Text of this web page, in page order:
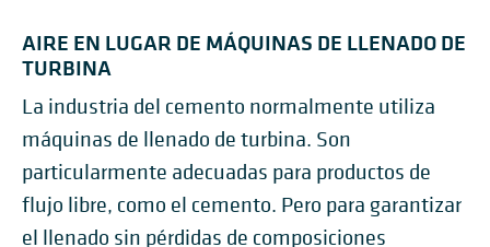
AIRE EN LUGAR DE MÁQUINAS DE LLENADO DE
TURBINA
La industria del cemento normalmente utiliza
máquinas de llenado de turbina. Son
particularmente adecuadas para productos de
flujo libre, como el cemento. Pero para garantizar
el llenado sin pérdidas de composiciones